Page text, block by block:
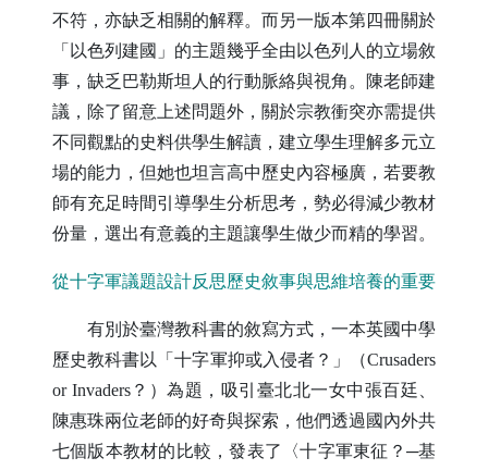
不符，亦缺乏相關的解釋。而另一版本第四冊關於
「以色列建國」的主題幾乎全由以色列人的立場敘
事，缺乏巴勒斯坦人的行動脈絡與視角。陳老師建
議，除了留意上述問題外，關於宗教衝突亦需提供
不同觀點的史料供學生解讀，建立學生理解多元立
場的能力，但她也坦言高中歷史內容極廣，若要教
師有充足時間引導學生分析思考，勢必得減少教材
份量，選出有意義的主題讓學生做少而精的學習。
從十字軍議題設計反思歷史敘事與思維培養的重要
有別於臺灣教科書的敘寫方式，一本英國中學
歷史教科書以「十字軍抑或入侵者？」（Crusaders
or Invaders？）為題，吸引臺北北一女中張百廷、
陳惠珠兩位老師的好奇與探索，他們透過國內外共
七個版本教材的比較，發表了〈十字軍東征？─基